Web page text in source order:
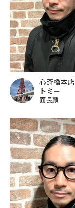
心斎橋本店
トミー
面長顔